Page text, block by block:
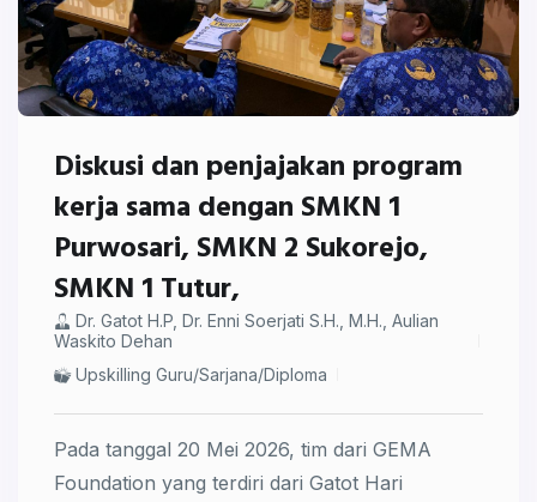
Diskusi dan penjajakan program
kerja sama dengan SMKN 1
Purwosari, SMKN 2 Sukorejo,
SMKN 1 Tutur,
⁠Dr. Gatot H.P, ⁠Dr. Enni Soerjati S.H., M.H., Aulian
Waskito Dehan
Upskilling Guru/Sarjana/Diploma
Pada tanggal 20 Mei 2026, tim dari GEMA
Foundation yang terdiri dari Gatot Hari